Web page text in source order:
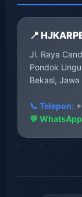
📍
Jl. Raya
Pondok
Bekasi,
📞 Telepon:
💬